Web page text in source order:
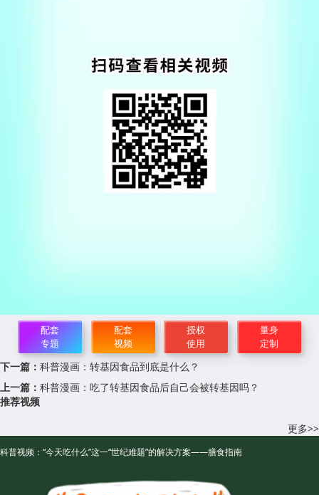
配套
专题
配套
视频
授权
使用
量身
定制
下一篇： 科普漫画：转基因食品到底是什么？
上一篇： 科普漫画：吃了转基因食品后自己会被转基因吗？
推荐视频
更多>>
科普视频：“今天吃什么”这一“世纪难题”的解决方案——膳食指南